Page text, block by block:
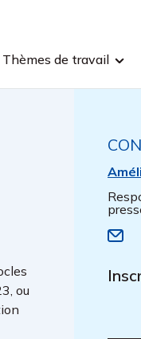
Thèmes de travail
ou